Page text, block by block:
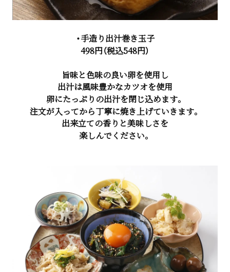
・手造り出汁巻き玉子
498円（税込548円）
旨味と色味の良い卵を使用し
出汁は風味豊かなカツオを使用
卵にたっぷりの出汁を閉じ込めます。
注文が入ってから丁寧に焼き上げていきます。
出来立ての香りと美味しさを
楽しんでください。